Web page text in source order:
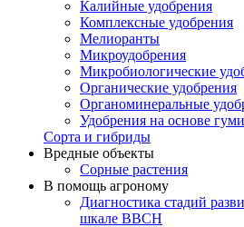
Калийные удобрения
Комплексные удобрения
Мелиоранты
Микроудобрения
Микробиологические
Органические удобрения
Органоминеральные
Удобрения на основе
Сорта и гибриды
Вредные объекты
Сорные растения
В помощь агроному
Диагностика стадий
шкале ВВСН